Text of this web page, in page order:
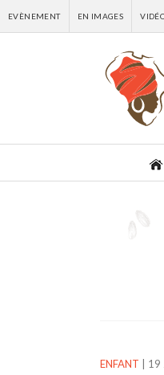
EVÈNEMENT EN IMAGES
ENFANT 19